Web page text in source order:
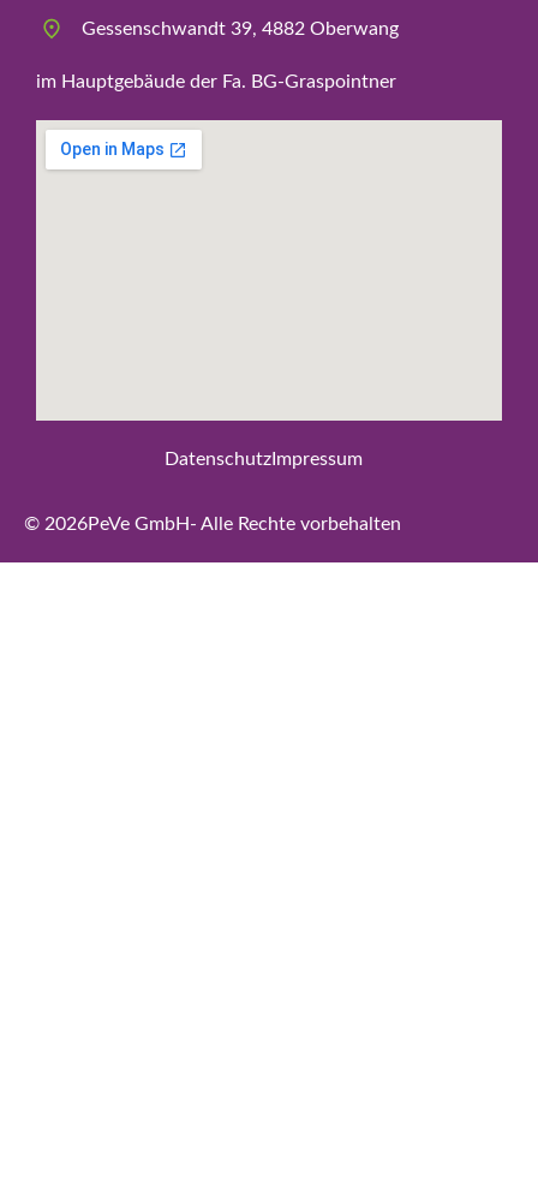
Gessenschwandt 39, 4882 Oberwang
im Hauptgebäude der Fa. BG-Graspointner
Datenschutz Impressum
© 2026PeVe GmbH- Alle Rechte vorbehalten